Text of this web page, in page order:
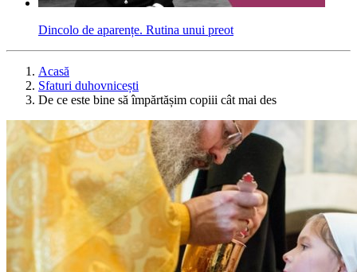
Dincolo de aparențe. Rutina unui preot
Acasă
Sfaturi duhovnicești
De ce este bine să împărtășim copiii cât mai des